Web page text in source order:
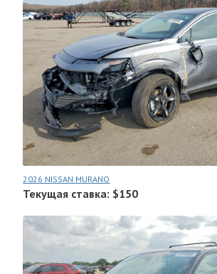
2026 NISSAN MURANO
Текущая ставка: $150